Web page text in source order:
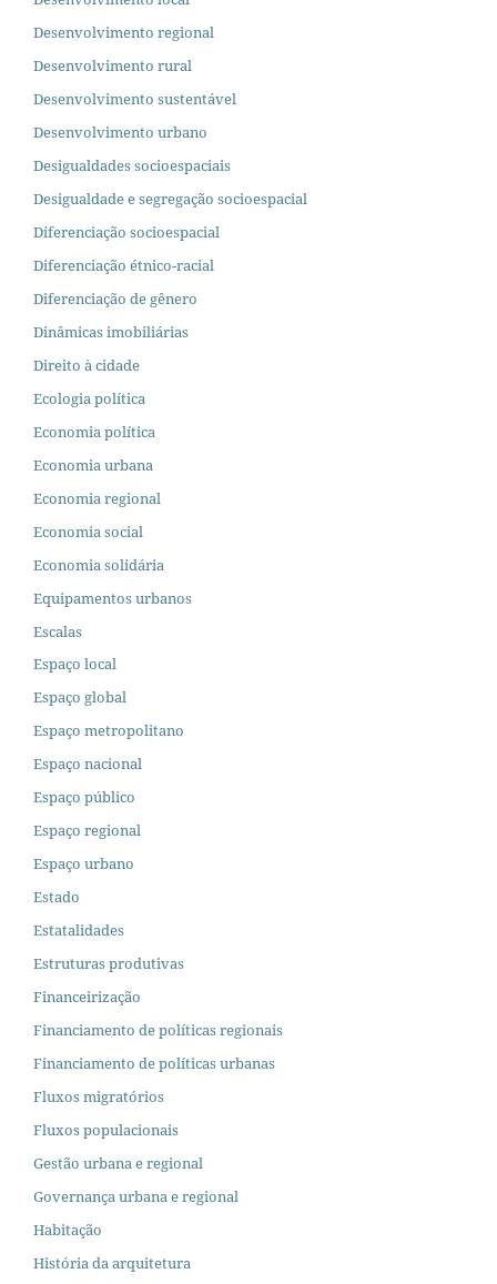
Desenvolvimento regional
Desenvolvimento rural
Desenvolvimento sustentável
Desenvolvimento urbano
Desigualdades socioespaciais
Desigualdade e segregação socioespacial
Diferenciação socioespacial
Diferenciação étnico-racial
Diferenciação de gênero
Dinâmicas imobiliárias
Direito à cidade
Ecologia política
Economia política
Economia urbana
Economia regional
Economia social
Economia solidária
Equipamentos urbanos
Escalas
Espaço local
Espaço global
Espaço metropolitano
Espaço nacional
Espaço público
Espaço regional
Espaço urbano
Estado
Estatalidades
Estruturas produtivas
Financeirização
Financiamento de políticas regionais
Financiamento de políticas urbanas
Fluxos migratórios
Fluxos populacionais
Gestão urbana e regional
Governança urbana e regional
Habitação
História da arquitetura